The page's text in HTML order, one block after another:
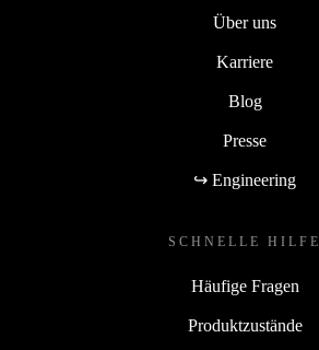
Über uns
Karriere
Blog
Presse
↪ Engineering
SCHNELLE HILFE
Häufige Fragen
Produktzustände